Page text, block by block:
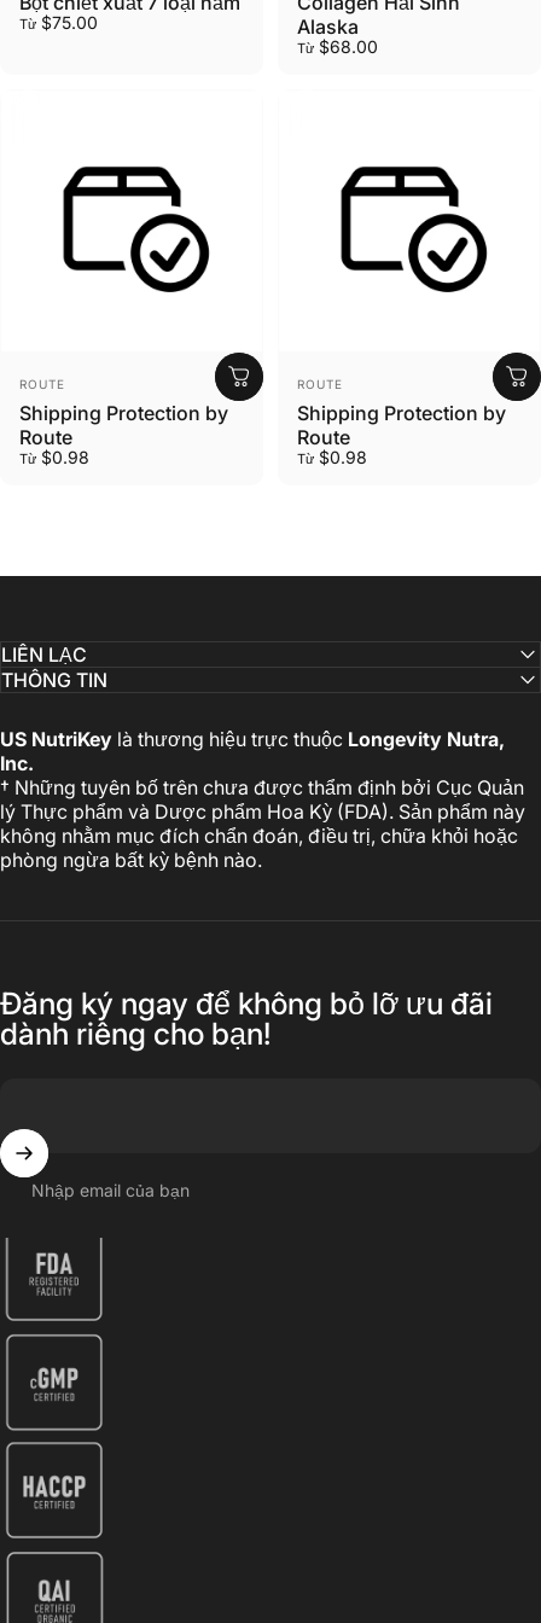
Từ $75.00
Alaska
Từ $68.00
Nhà cung cấp:
ROUTE
Shipping Protection by
Route
Từ $0.98
Nhà cung cấp:
ROUTE
Shipping Protection by
Route
Từ $0.98
LIÊN LẠC
THÔNG TIN
US NutriKey là thương hiệu trực thuộc Longevity Nutra,
Inc.
† Những tuyên bố trên chưa được thẩm định bởi Cục Quản
lý Thực phẩm và Dược phẩm Hoa Kỳ (FDA). Sản phẩm này
không nhằm mục đích chẩn đoán, điều trị, chữa khỏi hoặc
phòng ngừa bất kỳ bệnh nào.
Đăng ký ngay để không bỏ lỡ ưu đãi
dành riêng cho bạn!
Nhập email của bạn